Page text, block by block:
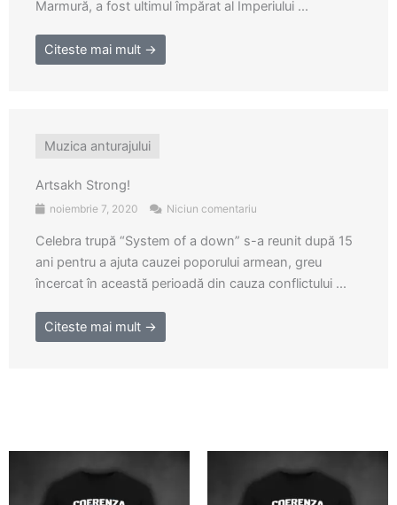
Marmură, a fost ultimul împărat al Imperiului ...
Citeste mai mult →
Muzica anturajului
Artsakh Strong!
noiembrie 7, 2020 Niciun comentariu
Celebra trupă “System of a down” s-a reunit după 15
ani pentru a ajuta cauzei poporului armean, greu
încercat în această perioadă din cauza conflictului ...
Citeste mai mult →